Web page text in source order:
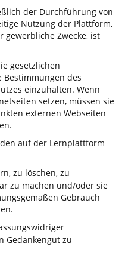
der Durchführung von
Nutzung der Plattform,
gewerbliche Zwecke, ist
gesetzlichen
Bestimmungen des
einzuhalten. Wenn
setzen, müssen sie
externen Webseiten
auf der Lernplattform
zu löschen, zu
zu machen und/oder sie
Gebrauch
Gedankengut zu